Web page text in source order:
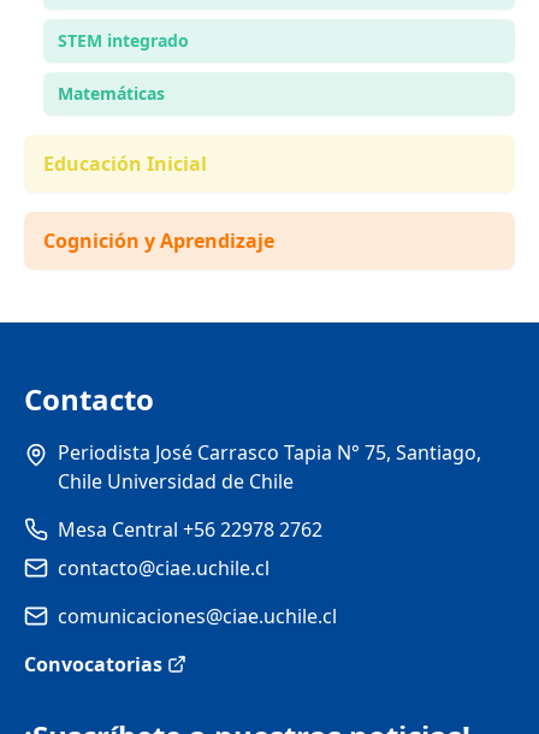
STEM integrado
Matemáticas
Educación Inicial
Cognición y Aprendizaje
Contacto
Periodista José Carrasco Tapia N° 75, Santiago,
Chile Universidad de Chile
Mesa Central +56 22978 2762
contacto@ciae.uchile.cl
comunicaciones@ciae.uchile.cl
Convocatorias